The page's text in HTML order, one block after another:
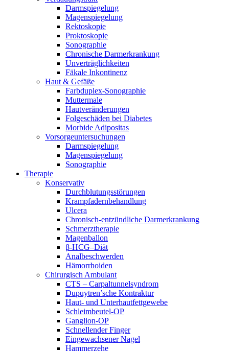
Darmspiegelung
Magenspiegelung
Rektoskopie
Proktoskopie
Sonographie
Chronische Darmerkrankung
Unverträglichkeiten
Fäkale Inkontinenz
Haut & Gefäße
Farbduplex-Sonographie
Muttermale
Hautveränderungen
Folgeschäden bei Diabetes
Morbide Adipositas
Vorsorgeuntersuchungen
Darmspiegelung
Magenspiegelung
Sonographie
Therapie
Konservativ
Durchblutungsstörungen
Krampfadernbehandlung
Ulcera
Chronisch-entzündliche Darmerkrankung
Schmerztherapie
Magenballon
β-HCG–Diät
Analbeschwerden
Hämorrhoiden
Chirurgisch Ambulant
CTS – Carpaltunnelsyndrom
Dupuytren’sche Kontraktur
Haut- und Unterhautfettgewebe
Schleimbeutel-OP
Ganglion-OP
Schnellender Finger
Eingewachsener Nagel
Hammerzehe